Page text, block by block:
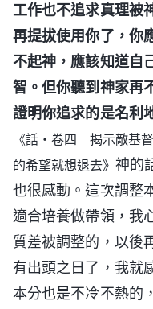
工作也不追求真理被
再提拔使用你了，你
不起神，應該知道自
智。但你聽到神家再
證明你追求的是名利
《話・卷四 揭示敵基
的希望就想退去》 神的
也很感動。這次調整
適合培養做帶領，我
質差被調整的，以後
有出頭之日了，我就
本分也是不冷不熱的